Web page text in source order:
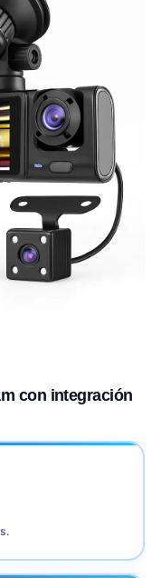
con integración